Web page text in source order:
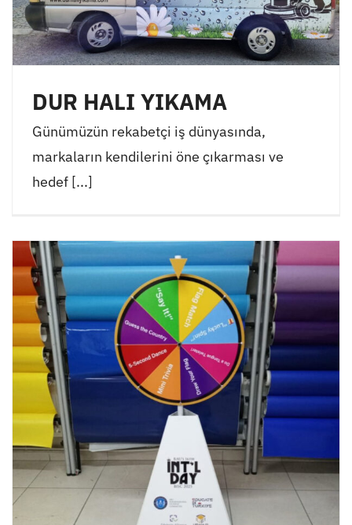
DUR HALI YIKAMA
Günümüzün rekabetçi iş dünyasında,
markaların kendilerini öne çıkarması ve
hedef [...]